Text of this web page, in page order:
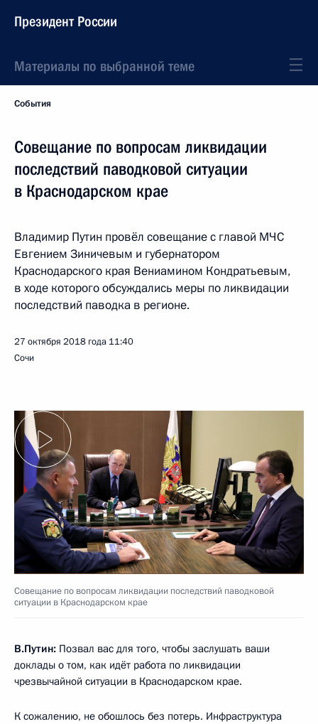
Президент России
Материалы по выбранной теме
События
Совещание по вопросам ликвидации
последствий паводковой ситуации
в Краснодарском крае
Владимир Путин провёл совещание с главой МЧС
Евгением Зиничевым и губернатором
Краснодарского края Вениамином Кондратьевым,
в ходе которого обсуждались меры по ликвидации
последствий паводка в регионе.
27 октября 2018 года 11:40
Сочи
Совещание по вопросам ликвидации последствий паводковой
ситуации в Краснодарском крае
В.Путин: Позвал вас для того, чтобы заслушать ваши
доклады о том, как идёт работа по ликвидации
чрезвычайной ситуации в Краснодарском крае.
К сожалению, не обошлось без потерь. Инфраструктура